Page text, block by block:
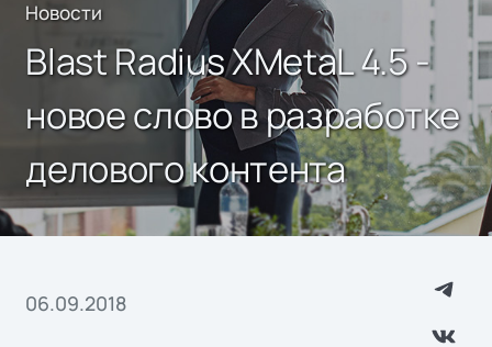
Новости
Blast Radius XMetaL 4.5 -
новое слово в разработке
делового контента
06.09.2018